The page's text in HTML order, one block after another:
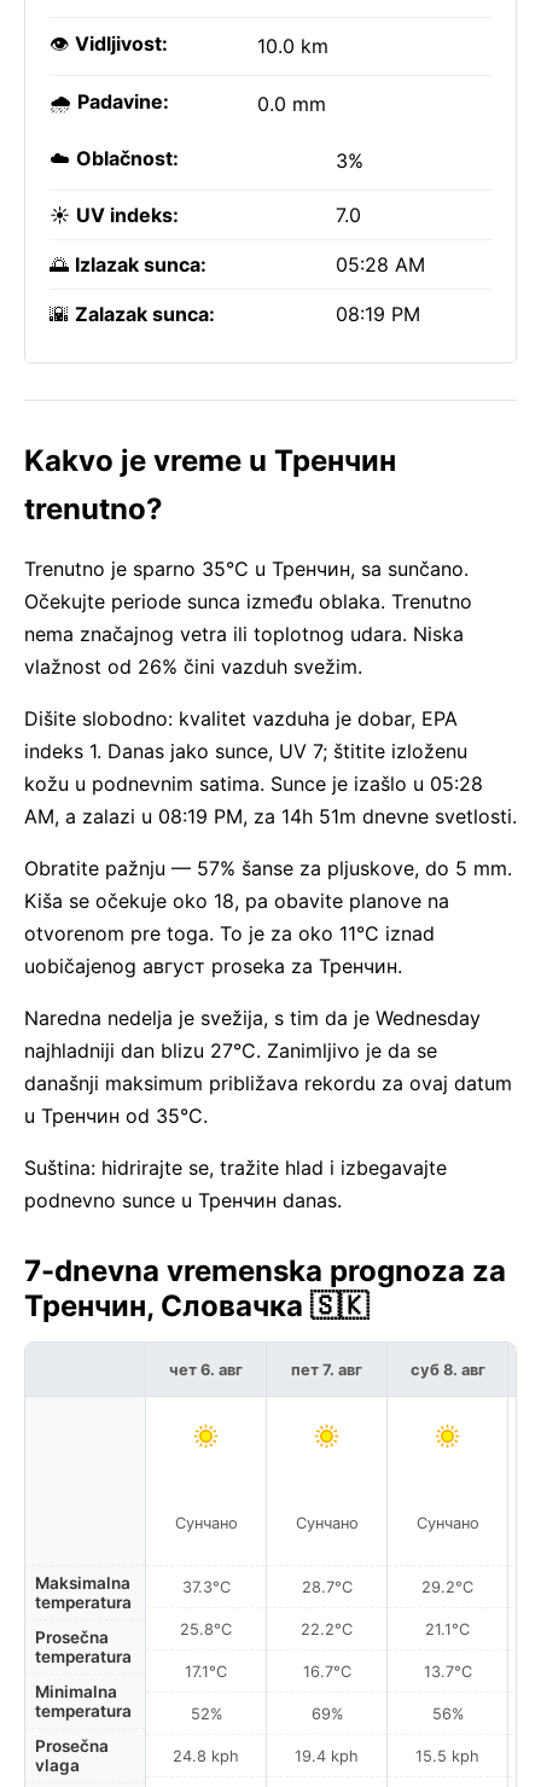
👁️ Vidljivost: 10.0 km
🌧️ Padavine: 0.0 mm
☁️ Oblačnost: 3%
☀️ UV indeks: 7.0
🌅 Izlazak sunca: 05:28 AM
🌇 Zalazak sunca: 08:19 PM
Kakvo je vreme u Тренчин
trenutno?
Trenutno je sparno 35°C u Тренчин, sa sunčano.
Očekujte periode sunca između oblaka. Trenutno
nema značajnog vetra ili toplotnog udara. Niska
vlažnost od 26% čini vazduh svežim.
Dišite slobodno: kvalitet vazduha je dobar, EPA
indeks 1. Danas jako sunce, UV 7; štitite izloženu
kožu u podnevnim satima. Sunce je izašlo u 05:28
AM, a zalazi u 08:19 PM, za 14h 51m dnevne svetlosti.
Obratite pažnju — 57% šanse za pljuskove, do 5 mm.
Kiša se očekuje oko 18, pa obavite planove na
otvorenom pre toga. To je za oko 11°C iznad
uobičajenog август proseka za Тренчин.
Naredna nedelja je svežija, s tim da je Wednesday
najhladniji dan blizu 27°C. Zanimljivo je da se
današnji maksimum približava rekordu za ovaj datum
u Тренчин od 35°C.
Suština: hidrirajte se, tražite hlad i izbegavajte
podnevno sunce u Тренчин danas.
7-dnevna vremenska prognoza za
Тренчин, Словачка 🇸🇰
Maksimalna
temperatura
Prosečna
temperatura
Minimalna
temperatura
Prosečna
vlaga
чет 6. авг
Сунчано
37.3°C
25.8°C
17.1°C
52%
24.8 kph
пет 7. авг
Сунчано
28.7°C
22.2°C
16.7°C
69%
19.4 kph
суб 8. авг
Сунчано
29.2°C
21.1°C
13.7°C
56%
15.5 kph